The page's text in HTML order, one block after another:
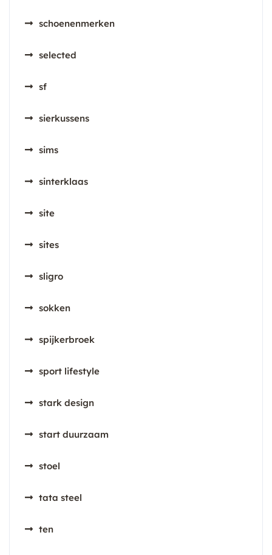
schoenenmerken
selected
sf
sierkussens
sims
sinterklaas
site
sites
sligro
sokken
spijkerbroek
sport lifestyle
stark design
start duurzaam
stoel
tata steel
ten